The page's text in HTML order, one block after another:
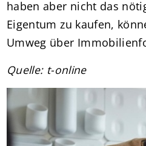
haben aber nicht das
Eigentum zu kaufen,
Umweg über
Quelle: t-online